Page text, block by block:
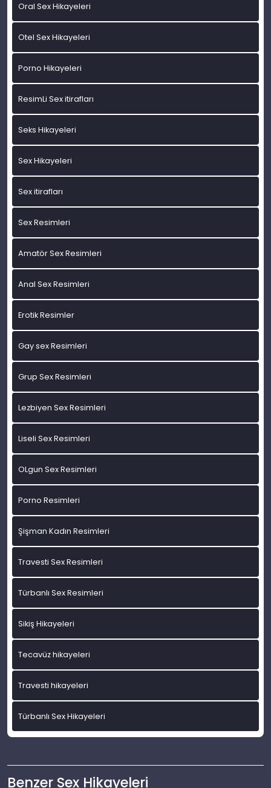
Oral Sex Hikayeleri
Otel Sex Hikayeleri
Porno Hikayeleri
ResimLi Sex itirafları
Seks Hikayeleri
Sex Hikayeleri
Sex itirafları
Sex Resimleri
Amatör Sex Resimleri
Anal Sex Resimleri
Erotik Resimler
Gay sex Resimleri
Grup Sex Resimleri
Lezbiyen Sex Resimleri
Liseli Sex Resimleri
OLgun Sex Resimleri
Porno Resimleri
Şişman Kadın Resimleri
Travesti Sex Resimleri
Türbanlı Sex Resimleri
Sikiş Hikayeleri
Tecavüz hikayeleri
Travesti hikayeleri
Türbanlı Sex Hikayeleri
Benzer Sex Hikayeleri